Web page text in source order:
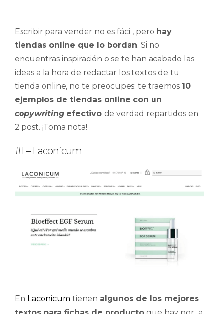
Escribir para vender no es fácil, pero hay
tiendas online que lo bordan. Si no
encuentras inspiración o se te han acabado las
ideas a la hora de redactar los textos de tu
tienda online, no te preocupes: te traemos 10
ejemplos de tiendas online con un
copywriting efectivo de verdad repartidos en
2 post. ¡Toma nota!
#1 – Laconicum
En Laconicum tienen algunos de los mejores